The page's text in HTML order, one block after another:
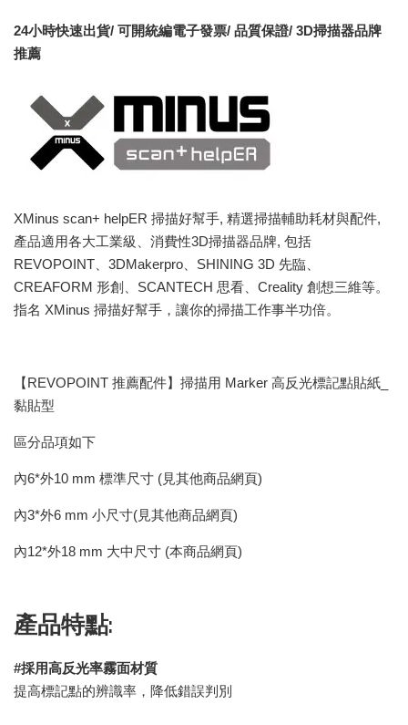
24小時快速出貨/ 可開統編電子發票/ 品質保證/ 3D掃描器品牌
推薦
XMinus scan+ helpER 掃描好幫手, 精選掃描輔助耗材與配件,
產品適用各大工業級、消費性3D掃描器品牌, 包括
REVOPOINT、3DMakerpro、SHINING 3D 先臨、
CREAFORM 形創、SCANTECH 思看、Creality 創想三維等。
指名 XMinus 掃描好幫手，讓你的掃描工作事半功倍。
【REVOPOINT 推薦配件】掃描用 Marker 高反光標記點貼紙_
黏貼型
區分品項如下
內6*外10 mm 標準尺寸 (見其他商品網頁)
內3*外6 mm 小尺寸(見其他商品網頁)
內12*外18 mm 大中尺寸 (本商品網頁)
產品特點:
#採用高反光率霧面材質
提高標記點的辨識率，降低錯誤判別